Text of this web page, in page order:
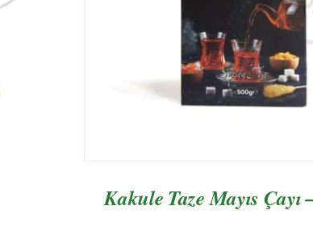
AYRINTILAR
Kakule Taze Mayıs Çayı